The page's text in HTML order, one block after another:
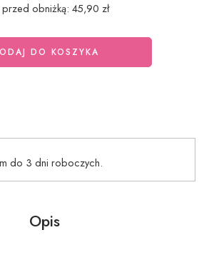
obniżką: 45,90 zł
DO KOSZYKA
do 3 dni roboczych.
Opis